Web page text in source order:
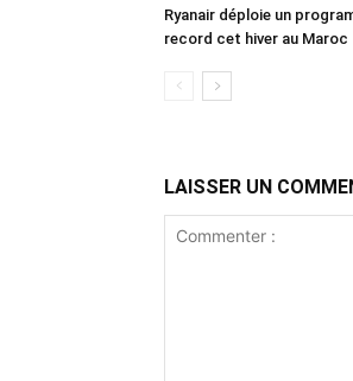
Ryanair déploie un
record cet hiver au Maroc
LAISSER UN